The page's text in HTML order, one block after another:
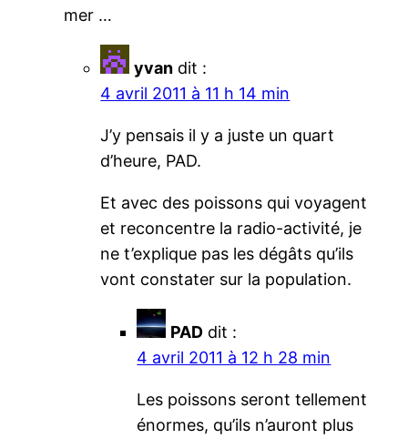
mer …
yvan dit :
4 avril 2011 à 11 h 14 min
J’y pensais il y a juste un quart
d’heure, PAD.
Et avec des poissons qui voyagent
et reconcentre la radio-activité, je
ne t’explique pas les dégâts qu’ils
vont constater sur la population.
PAD dit :
4 avril 2011 à 12 h 28 min
Les poissons seront tellement
énormes, qu’ils n’auront plus